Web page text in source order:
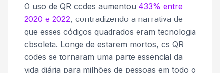
O uso de QR codes aumentou 433% entre
2020 e 2022, contradizendo a narrativa de
que esses códigos quadrados eram tecnologia
obsoleta. Longe de estarem mortos, os QR
codes se tornaram uma parte essencial da
vida diária para milhões de pessoas em todo o